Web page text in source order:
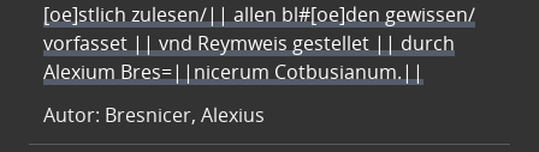
[oe]stlich zulesen/|| allen bl#[oe]den gewissen/
vorfasset || vnd Reymweis gestellet || durch
Alexium Bres=||nicerum Cotbusianum.||
Autor: Bresnicer, Alexius